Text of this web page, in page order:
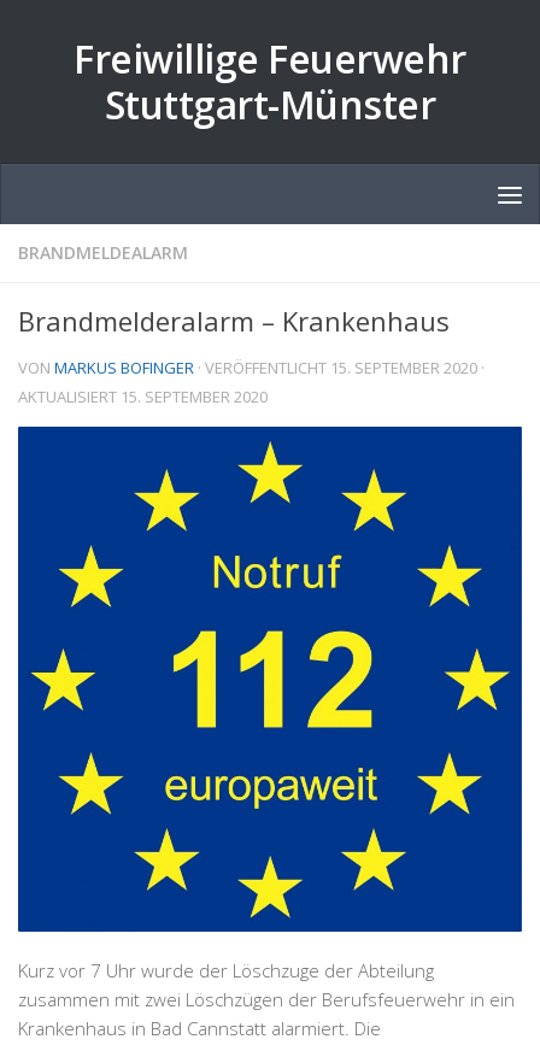
Freiwillige Feuerwehr
Stuttgart-Münster
BRANDMELDEALARM
Brandmelderalarm – Krankenhaus
VON MARKUS BOFINGER · VERÖFFENTLICHT 15. SEPTEMBER 2020 ·
AKTUALISIERT 15. SEPTEMBER 2020
Kurz vor 7 Uhr wurde der Löschzuge der Abteilung
zusammen mit zwei Löschzügen der Berufsfeuerwehr in ein
Krankenhaus in Bad Cannstatt alarmiert. Die